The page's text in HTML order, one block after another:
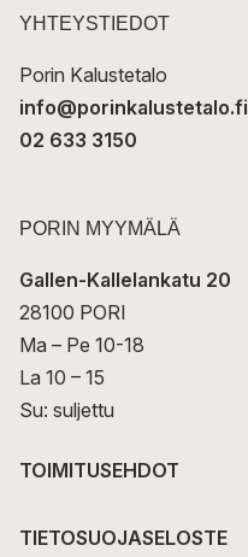
t
YHTEYSTIEDOT
Porin Kalustetalo
info@porinkalustetalo.fi
02 633 3150
PORIN MYYMÄLÄ
Gallen-Kallelankatu 20
28100 PORI
Ma – Pe 10-18
La 10 – 15
Su: suljettu
TOIMITUSEHDOT
TIETOSUOJASELOSTE